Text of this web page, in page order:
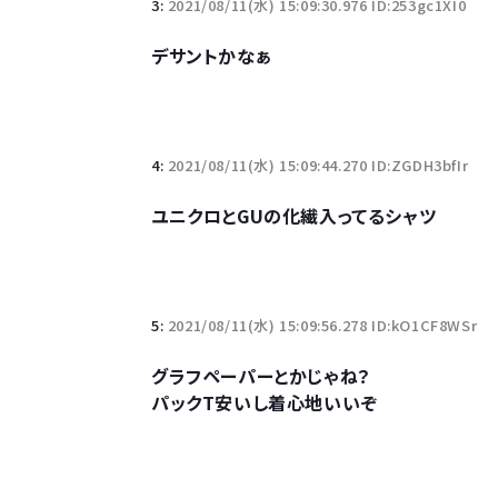
3: 2021/08/11(水) 15:09:30.976 ID:253gc1XI0
デサントかなぁ
4: 2021/08/11(水) 15:09:44.270 ID:ZGDH3bfIr
ユニクロとGUの化繊入ってるシャツ
5: 2021/08/11(水) 15:09:56.278 ID:kO1CF8WSr
グラフペーパーとかじゃね？
パックT安いし着心地いいぞ